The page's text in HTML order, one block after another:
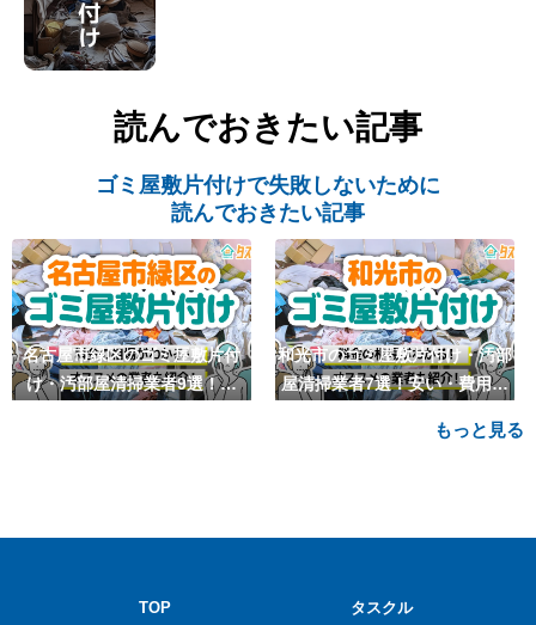
読んでおきたい記事
ゴミ屋敷片付けで失敗しないために
読んでおきたい記事
名古屋市緑区のゴミ屋敷片付
け・汚部屋清掃業者9選！安
和光市のゴミ屋敷片付け・汚部
屋清掃業者7選！安い・費用相
もっと見る
TOP タスクル